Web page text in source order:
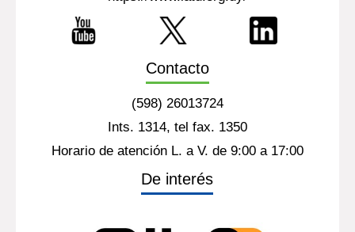
Contacto
(598) 26013724
Ints. 1314, tel fax. 1350
Horario de atención L. a V. de 9:00 a 17:00
De interés